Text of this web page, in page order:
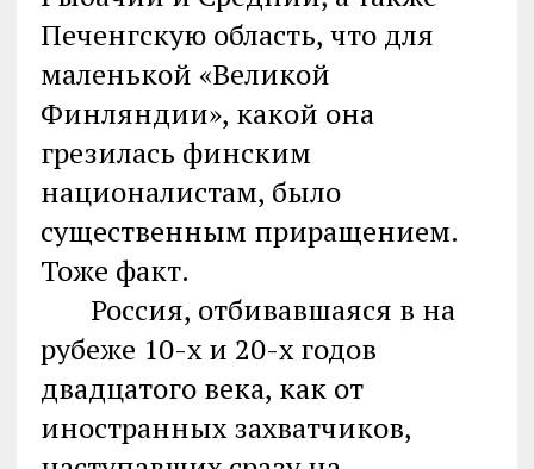
Печенгскую область, что для
маленькой «Великой
Финляндии», какой она
грезилась финским
националистам, было
существенным приращением.
Тоже факт.
Россия, отбивавшаяся в на
рубеже 10-х и 20-х годов
двадцатого века, как от
иностранных захватчиков,